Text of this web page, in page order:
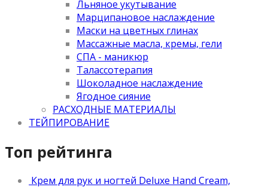
Льняное укутывание
Марципановое наслаждение
Маски на цветных глинах
Массажные масла, кремы, гели
СПА - маникюр
Талассотерапия
Шоколадное наслаждение
Ягодное сияние
РАСХОДНЫЕ МАТЕРИАЛЫ
ТЕЙПИРОВАНИЕ
Топ рейтинга
Крем для рук и ногтей Deluxe Hand Cream,